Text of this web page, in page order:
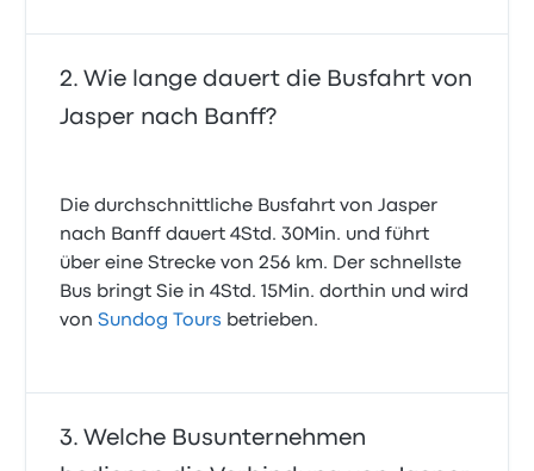
Wie lange dauert die Busfahrt von
Jasper nach Banff?
Die durchschnittliche Busfahrt von Jasper
nach Banff dauert 4Std. 30Min. und führt
über eine Strecke von 256 km. Der schnellste
Bus bringt Sie in 4Std. 15Min. dorthin und wird
vonSundog Tours betrieben.
Welche Busunternehmen